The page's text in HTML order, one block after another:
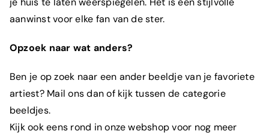
aanwinst voor elke fan van de ster.
Opzoek naar wat anders?
Ben je op zoek naar een ander beeldje van je favoriete
artiest? Mail ons dan of kijk tussen de categorie
beeldjes.
Kijk ook eens rond in onzewebshopvoor nog meer